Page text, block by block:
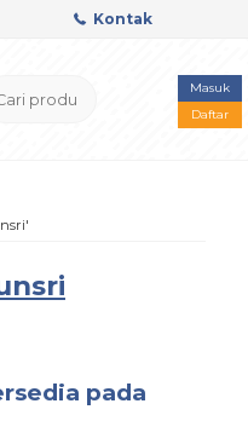
Kontak
Masuk
Daftar
pada